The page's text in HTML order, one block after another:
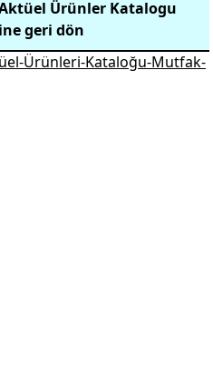
Ürünler Katalogu
geri dön